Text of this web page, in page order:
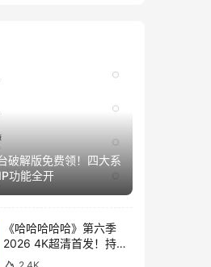
破解版免费领！四大系
功能全开
《哈哈哈哈哈》第六季
2026 4K超清首发！持续
更新免费看